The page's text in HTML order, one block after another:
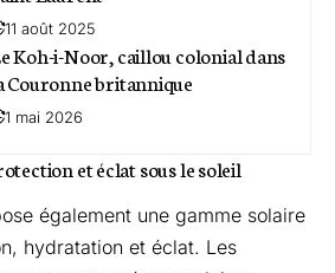
11 août 2025
Koh-i-Noor, caillou colonial dans
Couronne britannique
1 mai 2026
et éclat sous le soleil
également une gamme solaire
hydratation et éclat. Les